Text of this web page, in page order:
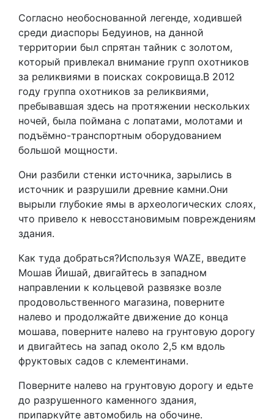
Согласно необоснованной легенде, ходившей
среди диаспоры Бедуинов, на данной
территории был спрятан тайник с золотом,
который привлекал внимание групп охотников
за реликвиями в поисках сокровища.В 2012
году группа охотников за реликвиями,
пребывавшая здесь на протяжении нескольких
ночей, была поймана с лопатами, молотами и
подъёмно-транспортным оборудованием
большой мощности.
Они разбили стенки источника, зарылись в
источник и разрушили древние камни.Они
вырыли глубокие ямы в археологических слоях,
что привело к невосстановимым повреждениям
здания.
Как туда добраться?Используя WAZE, введите
Мошав Йишай, двигайтесь в западном
направлении к кольцевой развязке возле
продовольственного магазина, поверните
налево и продолжайте движение до конца
мошава, поверните налево на грунтовую дорогу
и двигайтесь на запад около 2,5 км вдоль
фруктовых садов с клементинами.
Поверните налево на грунтовую дорогу и едьте
до разрушенного каменного здания,
припаркуйте автомобиль на обочине.